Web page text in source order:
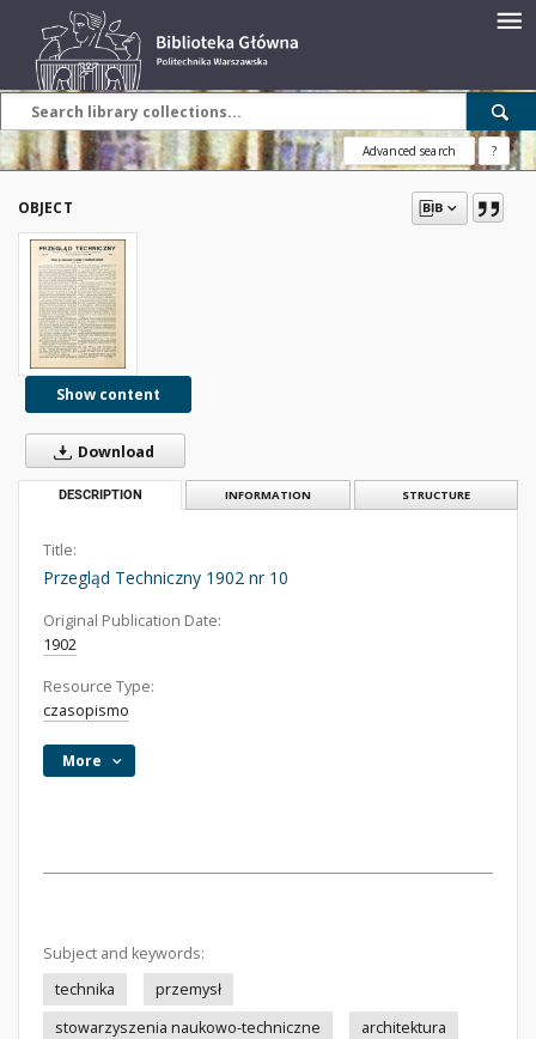
Advanced search ?
OBJECT
Show content
Download
DESCRIPTION INFORMATION STRUCTURE
Title:
Przegląd Techniczny 1902 nr 10
Original Publication Date:
1902
Resource Type:
czasopismo
More
Subject and keywords:
technika
przemysł
stowarzyszenia naukowo-techniczne
architektura